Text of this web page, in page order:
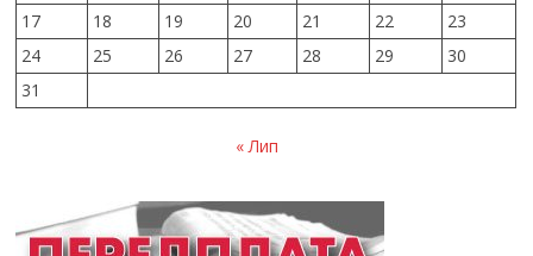
17
18 19 20 21 22
23
24
25 26 27 28 29
30
31
« Лип